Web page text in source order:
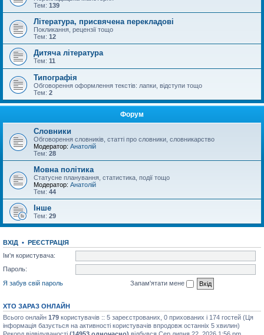
Тем: 139
Література, присвячена перекладові
Покликання, рецензії тощо
Тем: 12
Дитяча література
Тем: 11
Типографія
Обговорення оформлення текстів: лапки, відступи тощо
Тем: 2
Форум
Словники
Обговорення словників, статті про словники, словникарство
Модератор: Анатолій
Тем: 28
Мовна політика
Статусне планування, статистика, події тощо
Модератор: Анатолій
Тем: 44
Інше
Тем: 29
ВХІД • РЕЄСТРАЦІЯ
Ім'я користувача:
Пароль:
Я забув свій пароль
Запам'ятати мене
ХТО ЗАРАЗ ОНЛАЙН
Всього онлайн 179 користувачів :: 5 зареєстрованих, 0 прихованих і 174 гостей (Ця
інформація базується на активності користувачів впродовж останніх 5 хвилин)
Рекорд відвідуваності (14953 одночасно) відбувся Сер липня 22, 2026 1:56 pm